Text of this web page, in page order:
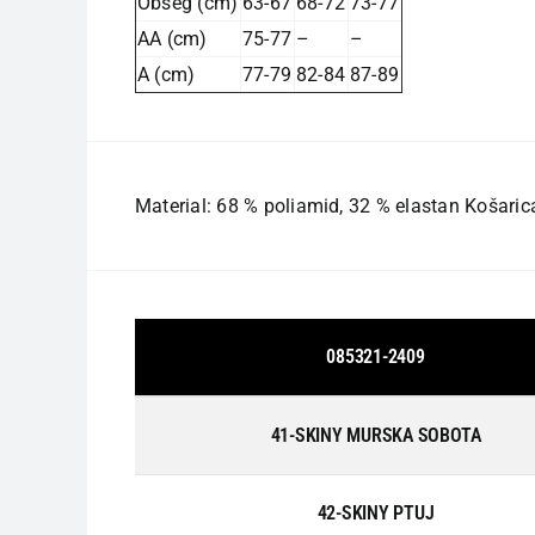
AA (cm)
75-77 –
–
A (cm)
77-79 82-84 87-89
Material: 68 % poliamid, 32 % elastan
085321-2409
41-SKINY MURSKA SOBOTA
42-SKINY PTUJ